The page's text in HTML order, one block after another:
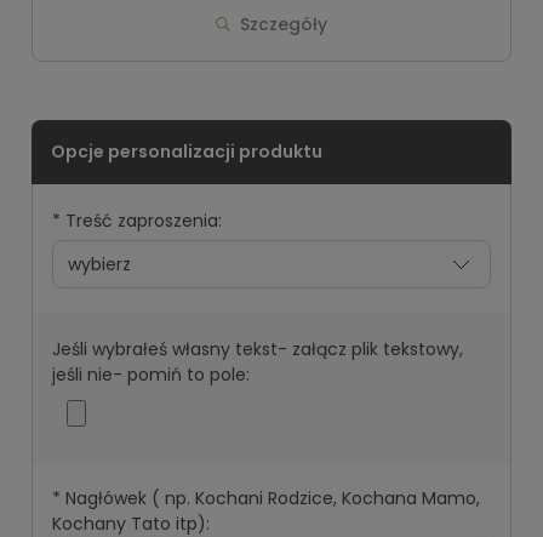
* Treść zaproszenia:
Jeśli wybrałeś własny tekst- załącz plik tekstowy,
jeśli nie- pomiń to pole:
* Nagłówek ( np. Kochani Rodzice, Kochana Mamo,
Kochany Tato itp):
Szczegóły